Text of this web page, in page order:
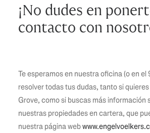
¡No dudes en
contacto con
Te esperamos en nuestra oficina (o en el
resolver todas tus dudas, tanto si
Grove, como si buscas más información
nuestras propiedades en cartera, que
nuestra página web